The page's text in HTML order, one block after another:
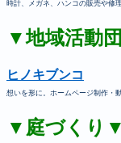
時計、メガネ、ハンコの販売や修
▼地域活動
ヒノキブンコ
想いを形に。ホームページ制作・
▼庭づくり▼